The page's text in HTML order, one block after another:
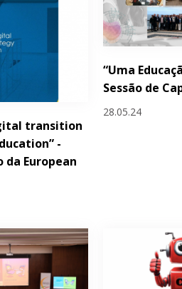
transition
-
da European
“Uma
Sessão de
28.05.24